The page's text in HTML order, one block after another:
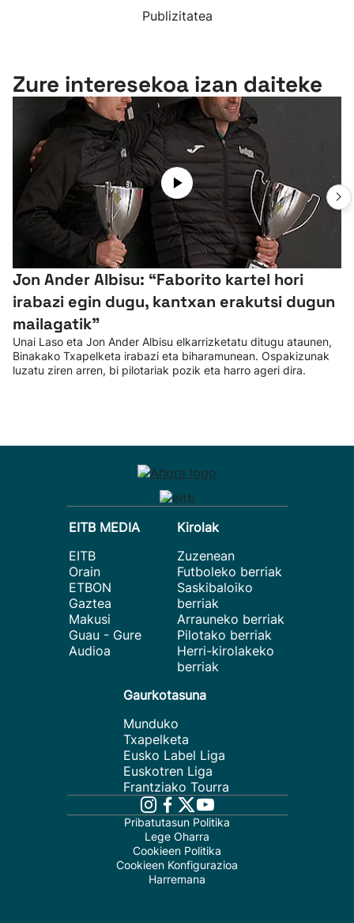
Publizitatea
Zure interesekoa izan daiteke
Jon Ander Albisu: “Faborito kartel hori
irabazi egin dugu, kantxan erakutsi dugun
mailagatik”
Unai Laso eta Jon Ander Albisu elkarrizketatu ditugu ataunen,
Binakako Txapelketa irabazi eta biharamunean. Ospakizunak
luzatu ziren arren, bi pilotariak pozik eta harro ageri dira.
EITB MEDIA
EITB
Orain
ETBON
Gaztea
Makusi
Guau - Gure
Audioa
Kirolak
Zuzenean
Futboleko berriak
Saskibaloiko
berriak
Arrauneko berriak
Pilotako berriak
Herri-kirolakeko
berriak
Gaurkotasuna
Munduko
Txapelketa
Eusko Label Liga
Euskotren Liga
Frantziako Tourra
Pribatutasun Politika
Lege Oharra
Cookieen Politika
Cookieen Konfigurazioa
Harremana